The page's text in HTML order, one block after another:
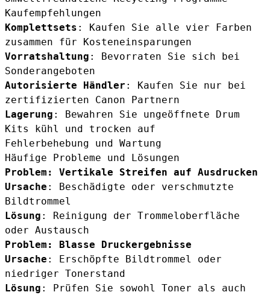
Kaufempfehlungen
Komplettsets : Kaufen Sie alle vier Farben
zusammen für Kosteneinsparungen
Vorratshaltung : Bevorraten Sie sich bei
Sonderangeboten
Autorisierte Händler : Kaufen Sie nur bei
zertifizierten Canon Partnern
Lagerung : Bewahren Sie ungeöffnete Drum
Kits kühl und trocken auf
Fehlerbehebung und Wartung
Häufige Probleme und Lösungen
Problem: Vertikale Streifen auf Ausdrucken
Ursache : Beschädigte oder verschmutzte
Bildtrommel
Lösung : Reinigung der Trommeloberfläche
oder Austausch
Problem: Blasse Druckergebnisse
Ursache : Erschöpfte Bildtrommel oder
niedriger Tonerstand
Lösung : Prüfen Sie sowohl Toner als auch